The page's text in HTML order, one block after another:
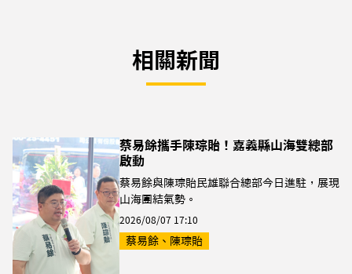
相關新聞
蔡易餘攜手陳琮貽！嘉義縣山海雙總部
啟動
蔡易餘與陳琮貽民雄聯合總部今日進駐，展現
山海團結氣勢。
2026/08/07 17:10
蔡易餘、陳琮貽